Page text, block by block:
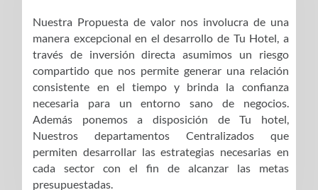
Nuestra Propuesta de valor nos involucra de una
manera excepcional en el desarrollo de Tu Hotel, a
través de inversión directa asumimos un riesgo
compartido que nos permite generar una relación
consistente en el tiempo y brinda la confianza
necesaria para un entorno sano de negocios.
Además ponemos a disposición de Tu hotel,
Nuestros departamentos Centralizados que
permiten desarrollar las estrategias necesarias en
cada sector con el fin de alcanzar las metas
presupuestadas.